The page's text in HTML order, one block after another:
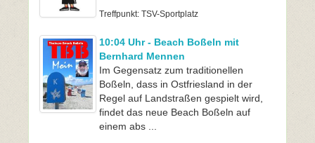
Treffpunkt: TSV-Sportplatz
10:04 Uhr - Beach Boßeln mit
Bernhard Mennen
Im Gegensatz zum traditionellen
Boßeln, dass in Ostfriesland in der
Regel auf Landstraßen gespielt wird,
findet das neue Beach Boßeln auf
einem abs ...